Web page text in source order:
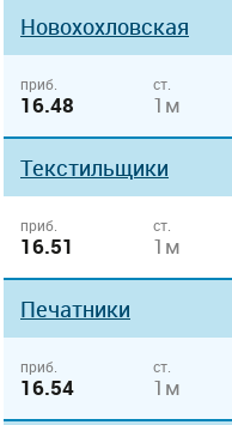
Новохохловская
приб.
16.48
ст.
1м
Текстильщики
приб.
16.51
ст.
1м
Печатники
приб.
16.54
ст.
1м